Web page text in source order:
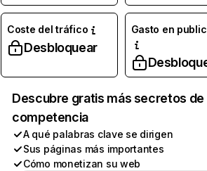
Coste del tráfico
Desbloquear
Gasto en
Descubre gratis más secretos de
competencia
A qué palabras clave se dirigen
Sus páginas más importantes
Cómo monetizan su web